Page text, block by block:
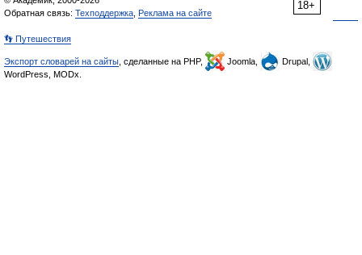
18+
Обратная связь: Техподдержка Реклама на сайте
👣 Путешествия
Экспорт словарей на сайты , сделанные на PHP, Joomla,
Drupal,
WordPress, MODx.